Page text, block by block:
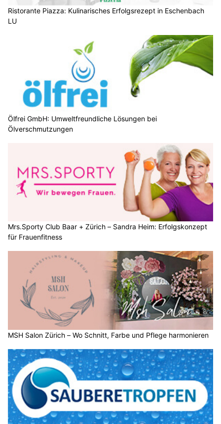
Ristorante Piazza: Kulinarisches Erfolgsrezept in Eschenbach
LU
Ölfrei GmbH: Umweltfreundliche Lösungen bei
Ölverschmutzungen
Mrs.Sporty Club Baar + Zürich – Sandra Heim: Erfolgskonzept
für Frauenfitness
MSH Salon Zürich – Wo Schnitt, Farbe und Pflege harmonieren